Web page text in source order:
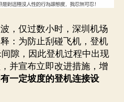
，仅过数小时，深圳机场
：为防止刮碰飞机，登机
隙，因此登机过程中出现
并宣布立即改进措施，增
一定坡度的登机连接设